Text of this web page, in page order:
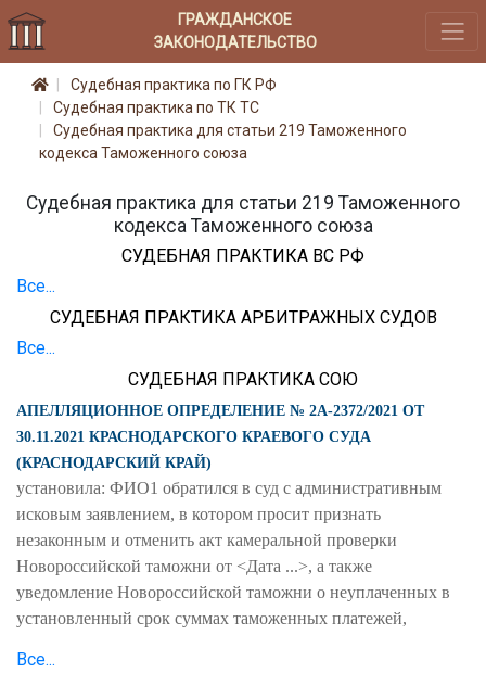
ГРАЖДАНСКОЕ
ЗАКОНОДАТЕЛЬСТВО
Судебная практика по ГК РФ
Судебная практика по ТК ТС
Судебная практика для статьи 219 Таможенного
кодекса Таможенного союза
Судебная практика для статьи 219 Таможенного
кодекса Таможенного союза
СУДЕБНАЯ ПРАКТИКА ВС РФ
Все...
СУДЕБНАЯ ПРАКТИКА АРБИТРАЖНЫХ СУДОВ
Все...
СУДЕБНАЯ ПРАКТИКА СОЮ
АПЕЛЛЯЦИОННОЕ ОПРЕДЕЛЕНИЕ № 2А-2372/2021 ОТ
30.11.2021 КРАСНОДАРСКОГО КРАЕВОГО СУДА
(КРАСНОДАРСКИЙ КРАЙ)
установила: ФИО1 обратился в суд с административным
исковым заявлением, в котором просит признать
незаконным и отменить акт камеральной проверки
Новороссийской таможни от <Дата ...>, а также
уведомление Новороссийской таможни о неуплаченных в
установленный срок суммах таможенных платежей,
Все...